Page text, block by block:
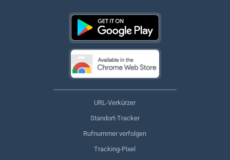
URL-Verkürzer
Standort-Tracker
Rufnummer verfolgen
Tracking-Pixel